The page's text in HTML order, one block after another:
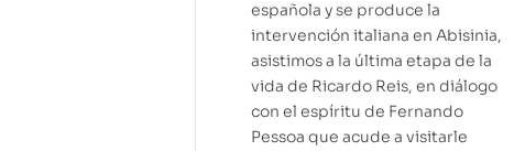
española y se produce la
intervención italiana en Abisinia,
asistimos a la última etapa de la
vida de Ricardo Reis, en diálogo
con el espíritu de Fernando
Pessoa que acude a visitarle